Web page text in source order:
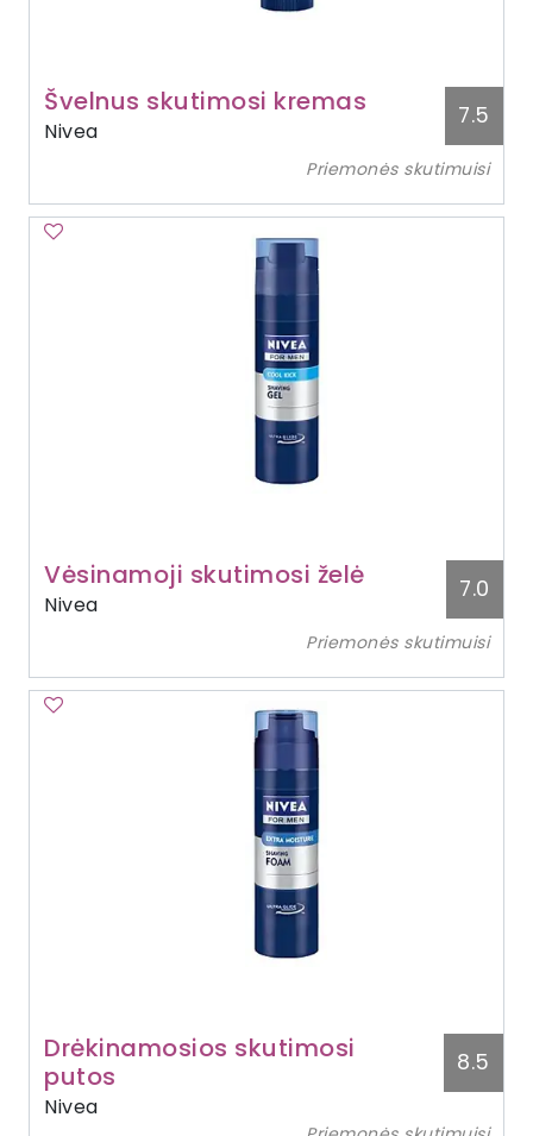
Švelnus skutimosi kremas
Nivea
7.5
Priemonės skutimuisi
Vėsinamoji skutimosi želė
Nivea
7.0
Priemonės skutimuisi
Drėkinamosios skutimosi
putos
Nivea
8.5